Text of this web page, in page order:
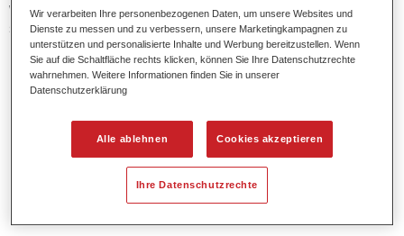
wasserverdünnbaren Basislacksystem. Es basiert auf einer
speziellen PU-Dispersionstechnologie für Uni- und
Effektlackierungen.
Produktmerkmale
1,5 Spritzgängen.
Bietet ein gutes Standvermögen.
Verfügt über ein hohes Deckvermögen.
Besitzt eine hohe Farbtongenauigkeit.
Wir verarbeiten Ihre personenbezogenen Daten, um unsere Websites und
Dienste zu messen und zu verbessern, unsere Marketingkampagnen zu
unterstützen und personalisierte Inhalte und Werbung bereitzustellen. Wenn
Sie auf die Schaltfläche rechts klicken, können Sie Ihre Datenschutzrechte
wahrnehmen. Weitere Informationen finden Sie in unserer
Datenschutzerklärung
Alle ablehnen Cookies akzeptieren
Ihre Datenschutzrechte